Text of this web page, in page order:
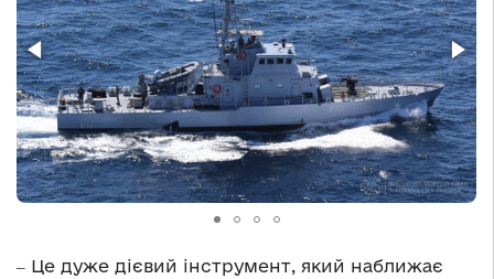
‒ Це дуже дієвий інструмент, який наближає